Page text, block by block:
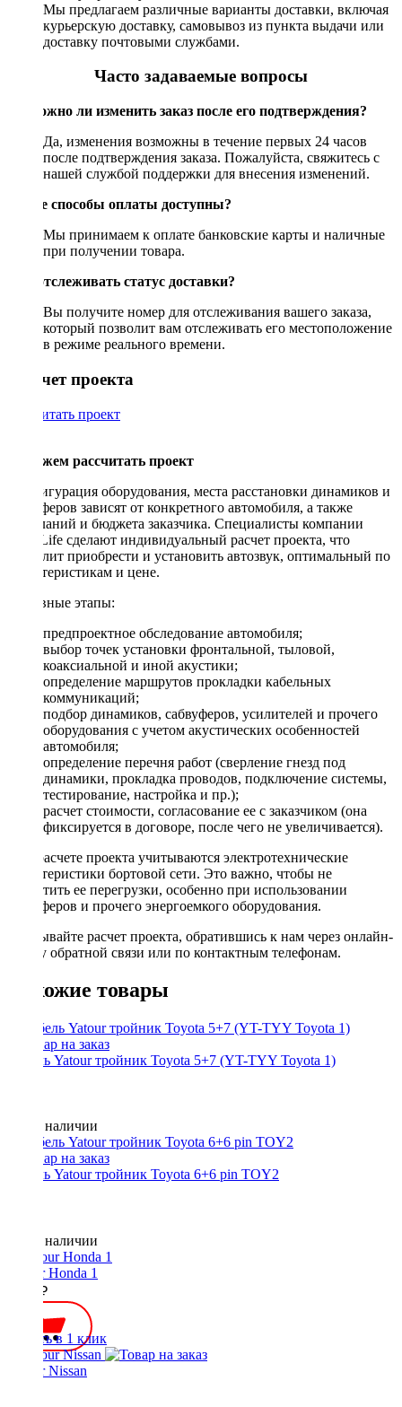
Мы предлагаем различные варианты доставки, включая
курьерскую доставку, самовывоз из пункта выдачи или
доставку почтовыми службами.
Часто задаваемые вопросы
Возможно ли изменить заказ после его подтверждения?
Да, изменения возможны в течение первых 24 часов
после подтверждения заказа. Пожалуйста, свяжитесь с
нашей службой поддержки для внесения изменений.
Какие способы оплаты доступны?
Мы принимаем к оплате банковские карты и наличные
при получении товара.
Как отслеживать статус доставки?
Вы получите номер для отслеживания вашего заказа,
который позволит вам отслеживать его местоположение
в режиме реального времени.
Рассчет проекта
Рассчитать проект
Поможем рассчитать проект
Конфигурация оборудования, места расстановки динамиков и
сабвуферов зависят от конкретного автомобиля, а также
пожеланий и бюджета заказчика. Специалисты компании
DriveLife сделают индивидуальный расчет проекта, что
позволит приобрести и установить автозвук, оптимальный по
характеристикам и цене.
Основные этапы:
предпроектное обследование автомобиля;
выбор точек установки фронтальной, тыловой,
коаксиальной и иной акустики;
определение маршрутов прокладки кабельных
коммуникаций;
подбор динамиков, сабвуферов, усилителей и прочего
оборудования с учетом акустических особенностей
автомобиля;
определение перечня работ (сверление гнезд под
динамики, прокладка проводов, подключение системы,
тестирование, настройка и пр.);
расчет стоимости, согласование ее с заказчиком (она
фиксируется в договоре, после чего не увеличивается).
При расчете проекта учитываются электротехнические
характеристики бортовой сети. Это важно, чтобы не
допустить ее перегрузки, особенно при использовании
сабвуферов и прочего энергоемкого оборудования.
Заказывайте расчет проекта, обратившись к нам через онлайн-
форму обратной связи или по контактным телефонам.
Похожие товары
Кабель Yatour тройник Toyota 5+7 (YT-TYY Toyota 1)
Нет в наличии
Кабель Yatour тройник Toyota 6+6 pin TOY2
Нет в наличии
Yatour Honda 1
3000 ₽
Купить в 1 клик
Yatour Nissan